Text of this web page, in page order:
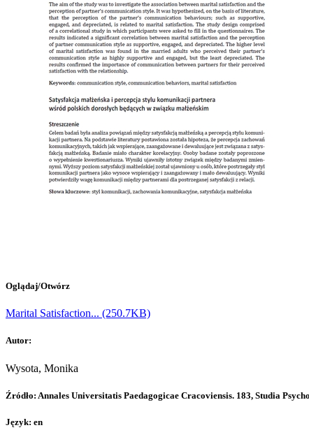
Oglądaj/Otwórz
Marital Satisfaction... (250.7KB)
Autor:
Wysota, Monika
Źródło: Annales Universitatis Paedagogicae Cracoviensis. 183, Studia
Język: en